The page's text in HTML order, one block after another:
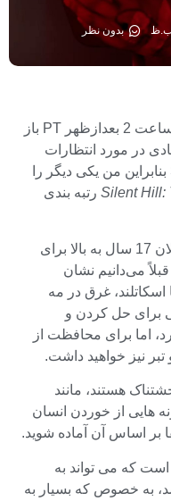
بدون نظر
وضعیت بازی پلی استیشن امروز در ساعت 2 بعدازظهر PT باز
در مورد انتظارات
وجود دارد. Screen Burn Interactive بنابراین من یکی دیگر را
Silent Hill: رتبه بندی
این فهرست با رتبه “M” برای بزرگسالان 17 سال به بالا برای
می‌دانیم نشان
غرق در مه
برای حل کردن و
اما برای محافظت از
نیز خواهید داشت.
هستند، مانند
هایی از خوردن انسان
بر اساس آن آماده شوید.
است که می تواند به
به خصوص که بسیار به